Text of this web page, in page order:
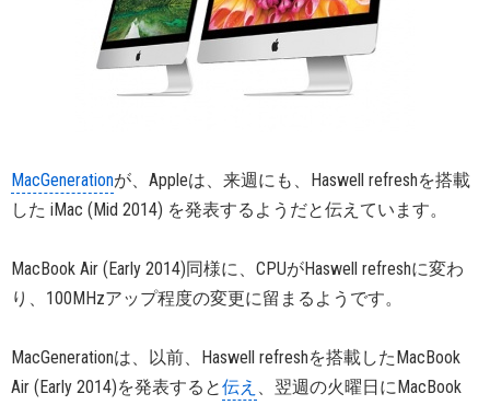
MacGenerationが、Appleは、来週にも、Haswell refreshを搭載
した iMac (Mid 2014) を発表するようだと伝えています。
MacBook Air (Early 2014)同様に、CPUがHaswell refreshに変わ
り、100MHzアップ程度の変更に留まるようです。
MacGenerationは、以前、Haswell refreshを搭載したMacBook
Air (Early 2014)を発表すると伝え 、翌週の火曜日にMacBook